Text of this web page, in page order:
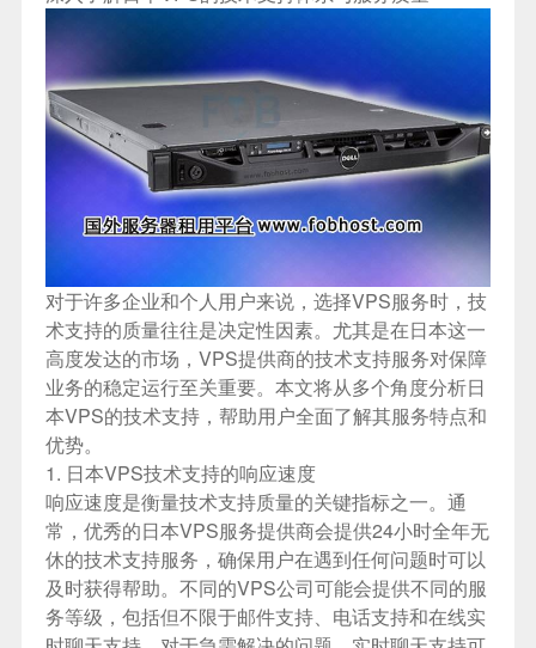
对于许多企业和个人用户来说，选择VPS服务时，技
术支持的质量往往是决定性因素。尤其是在日本这一
高度发达的市场，VPS提供商的技术支持服务对保障
业务的稳定运行至关重要。本文将从多个角度分析日
本VPS的技术支持，帮助用户全面了解其服务特点和
优势。
1. 日本VPS技术支持的响应速度
响应速度是衡量技术支持质量的关键指标之一。通
常，优秀的日本VPS服务提供商会提供24小时全年无
休的技术支持服务，确保用户在遇到任何问题时可以
及时获得帮助。不同的VPS公司可能会提供不同的服
务等级，包括但不限于邮件支持、电话支持和在线实